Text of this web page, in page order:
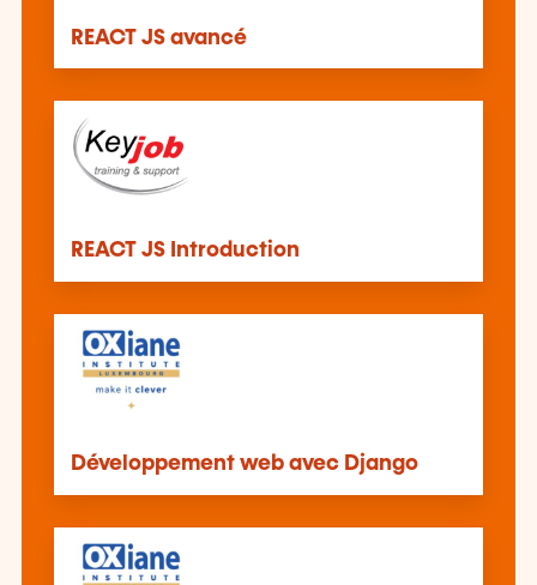
REACT JS avancé
REACT JS Introduction
Développement web avec Django